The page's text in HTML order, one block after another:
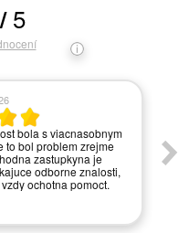
a recenze zákazníků
5
bola s viacnasobnym
to bol problem zrejme
zastupkyna je
odborne znalosti,
ochotna pomoct.